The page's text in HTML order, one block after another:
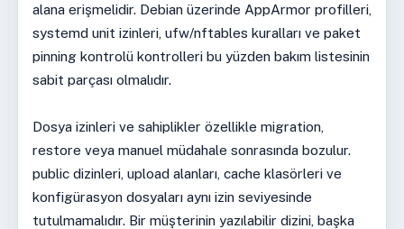
alana erişmelidir. Debian üzerinde AppArmor profilleri,
systemd unit izinleri, ufw/nftables kuralları ve paket
pinning kontrolü kontrolleri bu yüzden bakım listesinin
sabit parçası olmalıdır.
Dosya izinleri ve sahiplikler özellikle migration,
restore veya manuel müdahale sonrasında bozulur.
public dizinleri, upload alanları, cache klasörleri ve
konfigürasyon dosyaları aynı izin seviyesinde
tutulmamalıdır. Bir müşterinin yazılabilir dizini, başka